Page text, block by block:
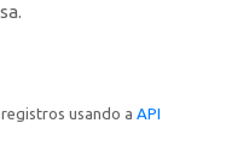
usando a API